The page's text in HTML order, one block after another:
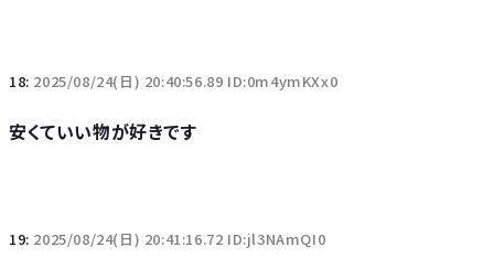
18: 2025/08/24(日) 20:40:56.89 ID:0m4ymKXx0
安くていい物が好きです
19: 2025/08/24(日) 20:41:16.72 ID:jl3NAmQI0